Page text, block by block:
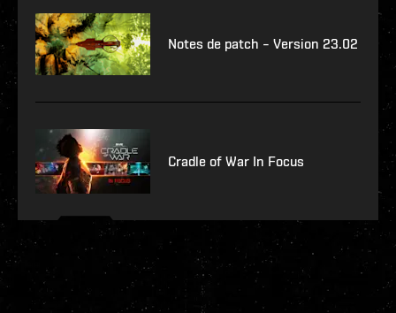
Notes de patch – Version 23.02
Cradle of War In Focus